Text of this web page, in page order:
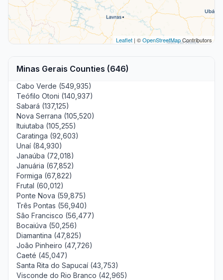
Leaflet | ©OpenStreetMapContributors
Minas Gerais Counties (646)
Cabo Verde (549,935)
Teófilo Otoni (140,937)
Sabará (137,125)
Nova Serrana (105,520)
Ituiutaba (105,255)
Caratinga (92,603)
Unaí (84,930)
Janaúba (72,018)
Januária (67,852)
Formiga (67,822)
Frutal (60,012)
Ponte Nova (59,875)
Três Pontas (56,940)
São Francisco (56,477)
Bocaiúva (50,256)
Diamantina (47,825)
João Pinheiro (47,726)
Caeté (45,047)
Santa Rita do Sapucaí (43,753)
Visconde do Rio Branco (42,965)